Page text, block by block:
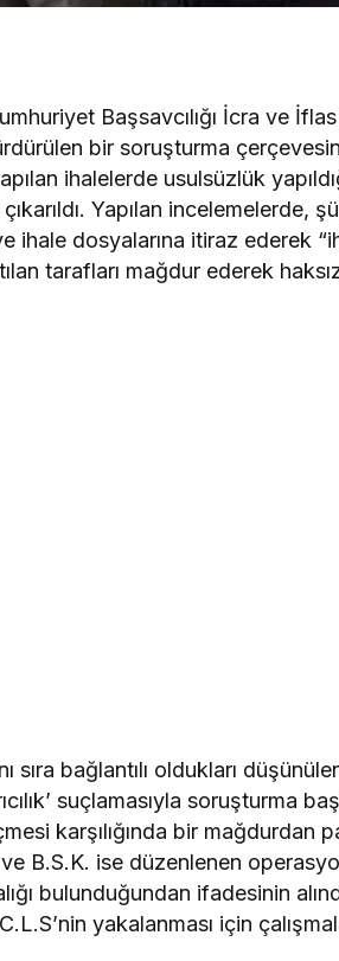
Başsavcılığı İcra ve
bir soruşturma
ihalelerde usulsüzlük
Yapılan incelemelerde,
ihale dosyalarına itiraz ederek
tarafları mağdur ederek
sıra bağlantılı oldukları
suçlamasıyla soruşturma
karşılığında bir mağdurdan
B.S.K. ise düzenlenen
bulunduğundan ifadesinin
yakalanması için